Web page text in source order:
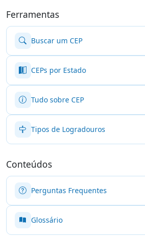
Ferramentas
Buscar um CEP
CEPs por Estado
Tudo sobre CEP
Tipos de Logradouros
Conteúdos
Perguntas Frequentes
Glossário